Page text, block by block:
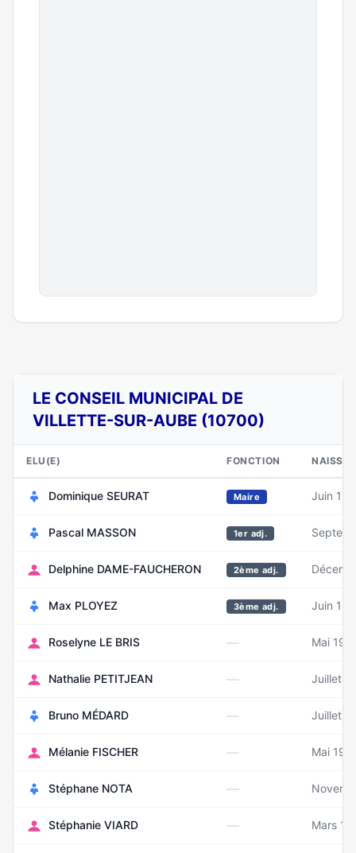
LE CONSEIL MUNICIPAL DE
VILLETTE-SUR-AUBE (10700)
ELU(E) FONCTION
Dominique SEURAT Maire Juin
Pascal MASSON 1er adj.
Delphine DAME-FAUCHERON 2ème adj.
Max PLOYEZ 3ème adj. Juin
Roselyne LE BRIS — Mai
Nathalie PETITJEAN — Juillet
Bruno MÉDARD — Juillet
Mélanie FISCHER — Mai
Stéphane NOTA —
Stéphanie VIARD — Mars